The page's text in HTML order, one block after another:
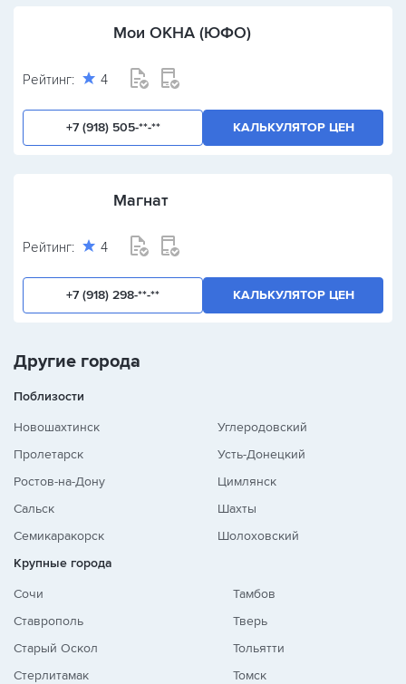
Мои ОКНА (ЮФО)
Рейтинг: 4
+7 (918) 505-**-** КАЛЬКУЛЯТОР ЦЕН
Магнат
Рейтинг: 4
+7 (918) 298-**-** КАЛЬКУЛЯТОР ЦЕН
Другие города
Поблизости
Новошахтинск
Пролетарск
Ростов-на-Дону
Сальск
Семикаракорск
Углеродовский
Усть-Донецкий
Цимлянск
Шахты
Шолоховский
Крупные города
Сочи
Ставрополь
Старый Оскол
Стерлитамак
Тамбов
Тверь
Тольятти
Томск